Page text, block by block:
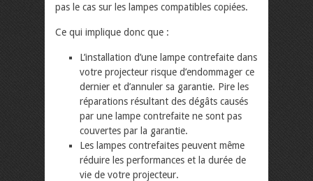
pas le cas sur les lampes compatibles copiées.
Ce qui implique donc que :
L’installation d’une lampe contrefaite dans
votre projecteur risque d’endommager ce
dernier et d’annuler sa garantie. Pire les
réparations résultant des dégâts causés
par une lampe contrefaite ne sont pas
couvertes par la garantie.
Les lampes contrefaites peuvent même
réduire les performances et la durée de
vie de votre projecteur.